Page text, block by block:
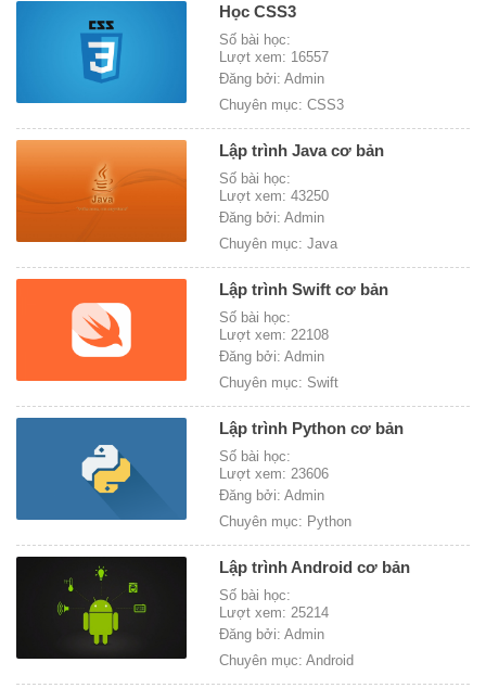
Học CSS3
Số bài học:
Lượt xem: 16557
Đăng bởi: Admin
Chuyên mục: CSS3
Lập trình Java cơ bản
Số bài học:
Lượt xem: 43250
Đăng bởi: Admin
Chuyên mục: Java
Lập trình Swift cơ bản
Số bài học:
Lượt xem: 22108
Đăng bởi: Admin
Chuyên mục: Swift
Lập trình Python cơ bản
Số bài học:
Lượt xem: 23606
Đăng bởi: Admin
Chuyên mục: Python
Lập trình Android cơ bản
Số bài học:
Lượt xem: 25214
Đăng bởi: Admin
Chuyên mục: Android